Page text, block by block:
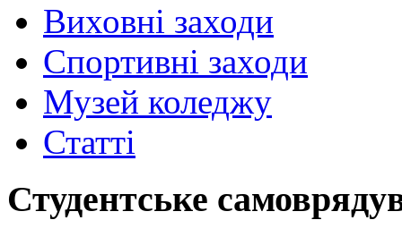
Виховні заходи
Спортивні заходи
Музей коледжу
Статті
Студентське